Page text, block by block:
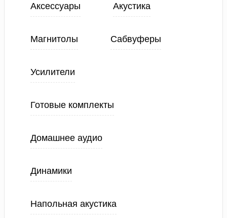
Аксессуары Акустика
Магнитолы Сабвуферы
Усилители
Готовые комплекты
Домашнее аудио
Динамики
Напольная акустика